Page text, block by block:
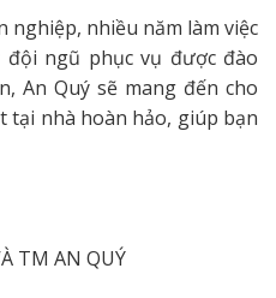
nghiệp, nhiều năm làm việc
ngũ phục vụ được đào
An Quý sẽ mang đến cho
tại nhà hoàn hảo, giúp bạn
TM AN QUÝ